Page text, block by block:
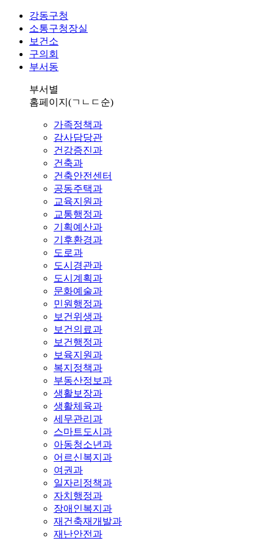
강동구청
소통구청장실
보건소
구의회
부서동
부서별
홈페이지 (ㄱㄴㄷ순)
가족정책과
감사담당관
건강증진과
건축과
건축안전센터
공동주택과
교육지원과
교통행정과
기획예산과
기후환경과
도로과
도시경관과
도시계획과
문화예술과
민원행정과
보건위생과
보건의료과
보건행정과
보육지원과
복지정책과
부동산정보과
생활보장과
생활체육과
세무관리과
스마트도시과
아동청소년과
어르신복지과
여권과
일자리정책과
자치행정과
장애인복지과
재건축재개발과
재난안전과